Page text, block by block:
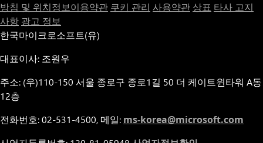
방침 및 위치정보이용약관 쿠키 관리 사용약관 상표 타사 고지
사항 광고 정보
한국마이크로소프트(유)
대표이사: 조원우
주소: (우)110-150 서울 종로구 종로1길 50 더 케이트윈타워 A동
12층
전화번호: 02-531-4500, 메일: ms-korea@microsoft.com